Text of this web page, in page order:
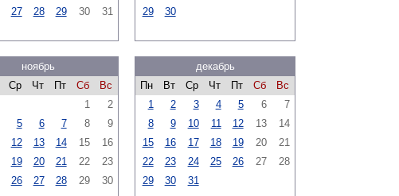
27 28 29 30 31
29
30
ноябрь
Ср Чт Пт Сб
Вс
1
2
5 6 7 8
9
12 13 14 15
16
19 20 21 22
23
26 27 28 29 30
декабрь
Пн
Вт Ср Чт Пт Сб
Вс
1
2 3 4 5 6
7
8
9 10 11 12 13
14
15
16 17 18 19 20
21
22
23 24 25 26 27
28
29
30 31